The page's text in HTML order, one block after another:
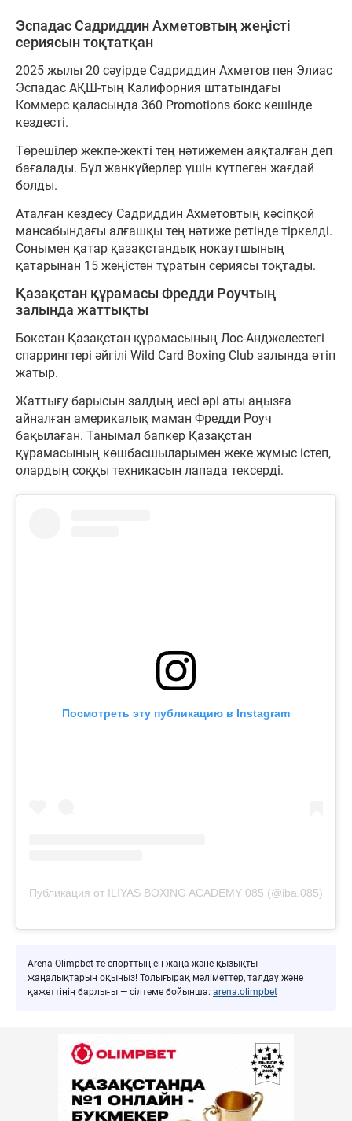
Эспадас Садриддин Ахметовтың жеңісті
сериясын тоқтатқан
2025 жылы 20 сәуірде Садриддин Ахметов пен Элиас
Эспадас АҚШ-тың Калифорния штатындағы
Коммерс қаласында 360 Promotions бокс кешінде
кездесті.
Төрешілер жекпе-жекті тең нәтижемен аяқталған деп
бағалады. Бұл жанкүйерлер үшін күтпеген жағдай
болды.
Аталған кездесу Садриддин Ахметовтың кәсіпқой
мансабындағы алғашқы тең нәтиже ретінде тіркелді.
Сонымен қатар қазақстандық нокаутшының
қатарынан 15 жеңістен тұратын сериясы тоқтады.
Қазақстан құрамасы Фредди Роучтың
залында жаттықты
Бокстан Қазақстан құрамасының Лос-Анджелестегі
спаррингтері әйгілі Wild Card Boxing Club залында өтіп
жатыр.
Жаттығу барысын залдың иесі әрі аты аңызға
айналған америкалық маман Фредди Роуч
бақылаған. Танымал бапкер Қазақстан
құрамасының көшбасшыларымен жеке жұмыс істеп,
олардың соққы техникасын лапада тексерді.
Посмотреть эту публикацию в Instagram
Публикация от ILIYAS BOXING ACADEMY 085 (@iba.085)
Arena Olimpbet-те спорттың ең жаңа және қызықты
жаңалықтарын оқыңыз! Толығырақ мәліметтер, талдау және
қажеттінің барлығы — сілтеме бойынша: arena.olimpbet